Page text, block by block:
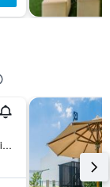
844/69 Sukhumvit Rd., Soi Rongmaikeet, Chonburi, Thailand